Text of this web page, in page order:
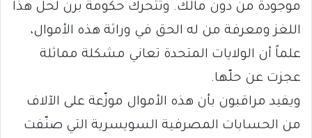
موجودة من دون مالك. وتتحرك حكومة برن لحل هذا
اللغز ومعرفة من له الحق في وراثة هذه الأموال،
علماً أن الولايات المتحدة تعاني مشكلة مماثلة
عجزت عن حلّها.
ويفيد مراقبون بأن هذه الأموال موزّعة على الآلاف
من الحسابات المصرفية السويسرية التي صنّفت